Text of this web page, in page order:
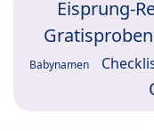
Eisprung-
Gratisproben
Babynamen